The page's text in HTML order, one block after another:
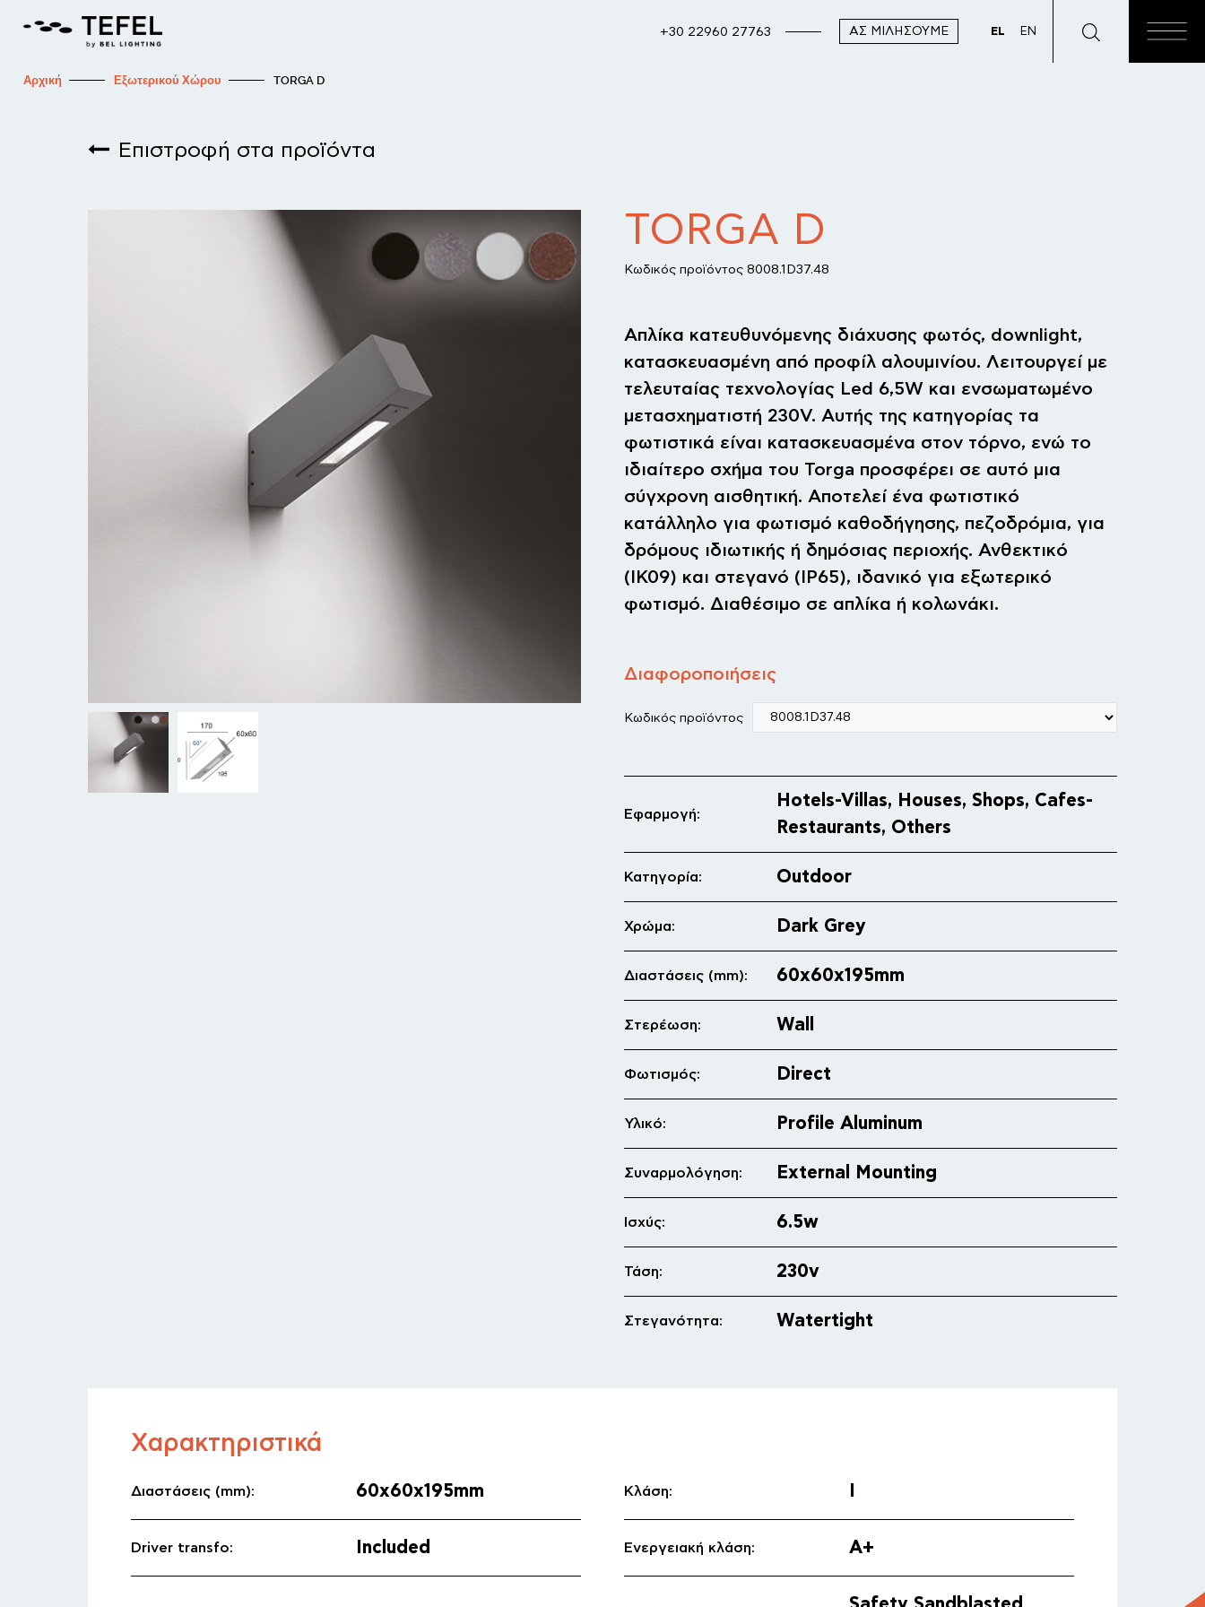
+30 22960 27763 ΑΣ ΜΙΛΉΣΟΥΜΕ EL EN
Αρχική Εξωτερικού Χώρου TORGA D
Επιστροφή στα προϊόντα
TORGA D
Κωδικός προϊόντος 8008.1D37.48
Απλίκα κατευθυνόμενης διάχυσης φωτός, downlight,
κατασκευασμένη από προφίλ αλουμινίου. Λειτουργεί με
τελευταίας τεχνολογίας Led 6,5W και ενσωματωμένο
μετασχηματιστή 230V. Αυτής της κατηγορίας τα
φωτιστικά είναι κατασκευασμένα στον τόρνο, ενώ το
ιδιαίτερο σχήμα του Torga προσφέρει σε αυτό μια
σύγχρονη αισθητική. Αποτελεί ένα φωτιστικό
κατάλληλο για φωτισμό καθοδήγησης, πεζοδρόμια, για
δρόμους ιδιωτικής ή δημόσιας περιοχής. Ανθεκτικό
(ΙΚ09) και στεγανό (IP65), ιδανικό για εξωτερικό
φωτισμό. Διαθέσιμο σε απλίκα ή κολωνάκι.
Διαφοροποιήσεις
Κωδικός προϊόντος
Εφαρμογή:
Hotels-Villas, Houses, Shops, Cafes-
Restaurants, Others
Κατηγορία: Outdoor
Χρώμα: Dark Grey
Διαστάσεις (mm): 60x60x195mm
Στερέωση: Wall
Φωτισμός: Direct
Υλικό: Profile Aluminum
Συναρμολόγηση: External Mounting
Ισχύς: 6.5w
Τάση: 230v
Στεγανότητα: Watertight
Χαρακτηριστικά
Διαστάσεις (mm): 60x60x195mm Κλάση:
Driver transfo: Included Ενεργειακή κλάση: A+